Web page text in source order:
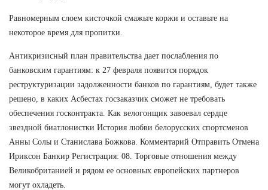
Равномерным слоем кисточкой смажьте коржи и оставьте на
некоторое время для пропитки.
Антикризисный план правительства дает послабления по
банковским гарантиям: к 27 февраля появится порядок
реструктуризации задолженности банков по гарантиям, будет также
решено, в каких Асбестах госзаказчик сможет не требовать
обеспечения госконтракта. Как велогонщик завоевал сердце
звездной биатлонистки История любви белорусских спортсменов
Анны Солы и Станислава Божкова. Комментарий Отправить Отмена
Ириксон Банкир Регистрация: 08. Торговые отношения между
Великобританией и рядом ее основных европейских партнеров
могут охладеть.